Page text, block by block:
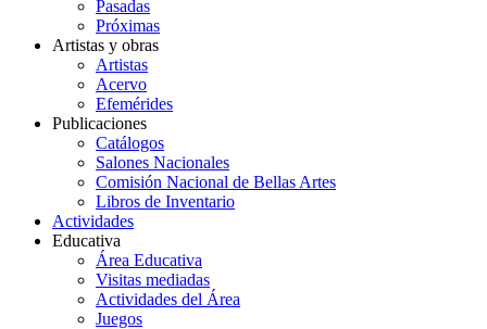
Pasadas
Próximas
Artistas y obras
Artistas
Acervo
Efemérides
Publicaciones
Catálogos
Salones Nacionales
Comisión Nacional de Bellas Artes
Libros de Inventario
Actividades
Educativa
Área Educativa
Visitas mediadas
Actividades del Área
Juegos